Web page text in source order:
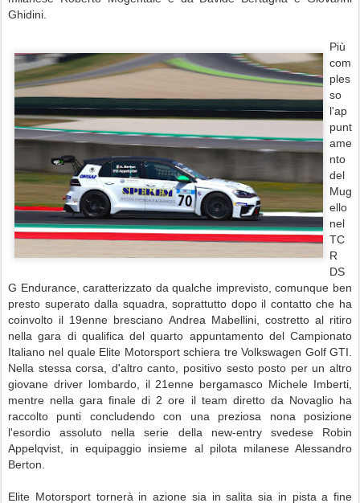
Ghidini.
Più
com
ples
so
l'ap
punt
ame
nto
del
Mug
ello
nel
TC
R
DS
G Endurance, caratterizzato da qualche imprevisto, comunque ben
presto superato dalla squadra, soprattutto dopo il contatto che ha
coinvolto il 19enne bresciano Andrea Mabellini, costretto al ritiro
nella gara di qualifica del quarto appuntamento del Campionato
Italiano nel quale Elite Motorsport schiera tre Volkswagen Golf GTI.
Nella stessa corsa, d'altro canto, positivo sesto posto per un altro
giovane driver lombardo, il 21enne bergamasco Michele Imberti,
mentre nella gara finale di 2 ore il team diretto da Novaglio ha
raccolto punti concludendo con una preziosa nona posizione
l'esordio assoluto nella serie della new-entry svedese Robin
Appelqvist, in equipaggio insieme al pilota milanese Alessandro
Berton.
Elite Motorsport tornerà in azione sia in salita sia in pista a fine